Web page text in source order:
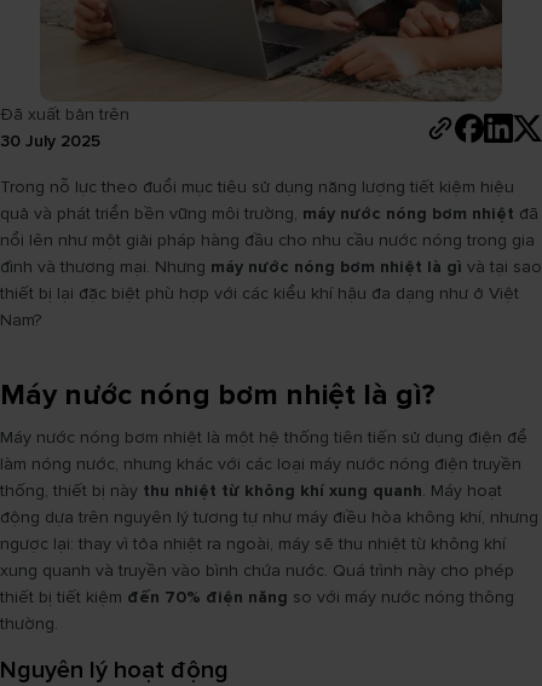
Đã xuất bản trên
30 July 2025
Trong nỗ lực theo đuổi mục tiêu sử dụng năng lượng tiết kiệm hiệu
quả và phát triển bền vững môi trường, máy nước nóng bơm nhiệt đã
nổi lên như một giải pháp hàng đầu cho nhu cầu nước nóng trong gia
đình và thương mại. Nhưng máy nước nóng bơm nhiệt là gì và tại sao
thiết bị lại đặc biệt phù hợp với các kiểu khí hậu đa dạng như ở Việt
Nam?
Máy nước nóng bơm nhiệt là gì?
Máy nước nóng bơm nhiệt là một hệ thống tiên tiến sử dụng điện để
làm nóng nước, nhưng khác với các loại máy nước nóng điện truyền
thống, thiết bị này thu nhiệt từ không khí xung quanh. Máy hoạt
động dựa trên nguyên lý tương tự như máy điều hòa không khí, nhưng
ngược lại: thay vì tỏa nhiệt ra ngoài, máy sẽ thu nhiệt từ không khí
xung quanh và truyền vào bình chứa nước. Quá trình này cho phép
thiết bị tiết kiệm đến 70% điện năng so với máy nước nóng thông
thường.
Nguyên lý hoạt động